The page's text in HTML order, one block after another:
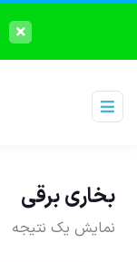
بخاری برقی
نمایش یک نتیجه